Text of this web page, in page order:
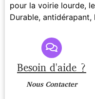
pour la voirie lourde,
Durable,
Besoin d'aide ?
Nous Contacter